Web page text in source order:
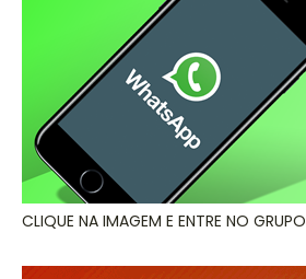
CLIQUE NA IMAGEM E ENTRE NO GRUPO